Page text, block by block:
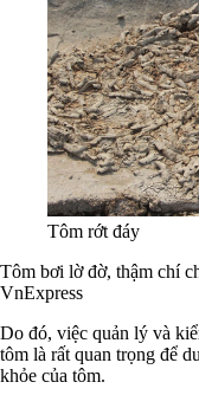
Tôm rớt đáy
Tôm bơi lờ đờ, thậm chí
VnExpress
Do đó, việc quản lý và
tôm là rất quan trọng để
khỏe của tôm.